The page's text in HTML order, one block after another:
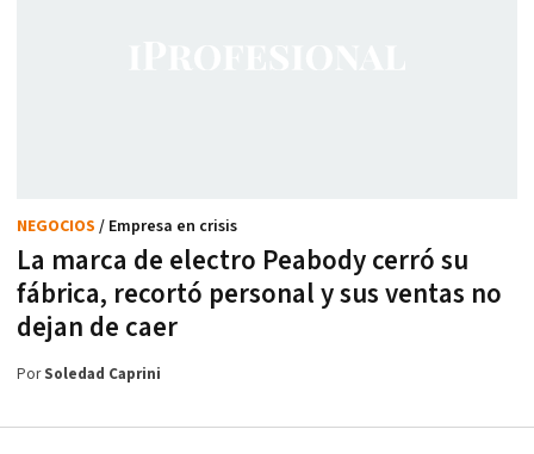
La marca de electro Peabody cerró su
fábrica, recortó personal y sus ventas no
dejan de caer
NEGOCIOS / Empresa en crisis
PorSoledad Caprini